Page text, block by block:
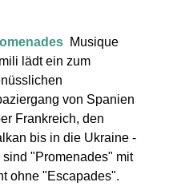
Musique
lädt ein zum
von Spanien
Frankreich, den
bis in die Ukraine -
sind "Promenades" mit
ohne "Escapades".